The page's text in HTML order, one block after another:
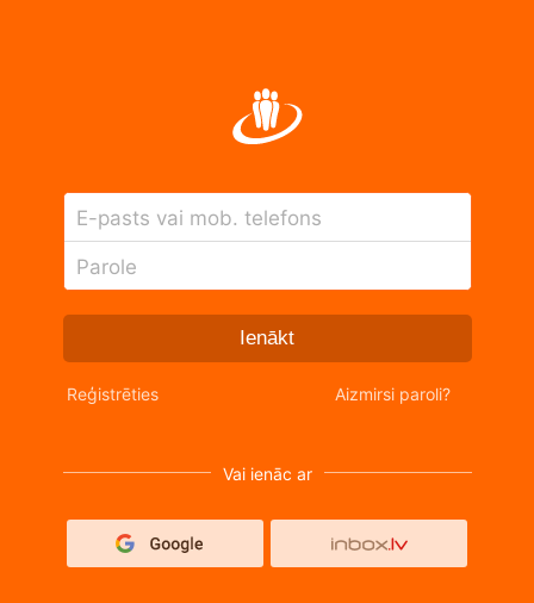
E-pasts vai mob. telefons
Parole
Ienākt
Reģistrēties Aizmirsi paroli?
Vai ienāc ar